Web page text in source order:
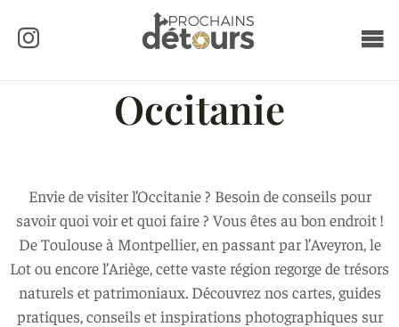
Occitanie
Envie de visiter l’Occitanie ? Besoin de conseils pour
savoir quoi voir et quoi faire ? Vous êtes au bon endroit !
De Toulouse à Montpellier, en passant par l’Aveyron, le
Lot ou encore l’Ariège, cette vaste région regorge de trésors
naturels et patrimoniaux. Découvrez nos cartes, guides
pratiques, conseils et inspirations photographiques sur